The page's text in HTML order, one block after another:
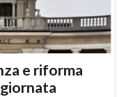
e riforma